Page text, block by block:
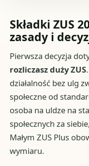
Składki ZUS
zasady i
Pierwsza decyzja
rozliczasz duży ZUS
działalność bez ulg
społeczne od
osoba na uldze na
społecznych za
Małym ZUS Plus
wymiaru.